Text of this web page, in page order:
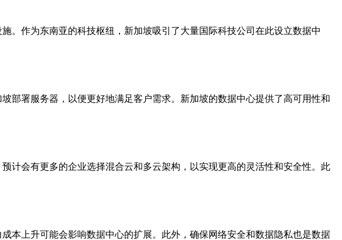
。作为东南亚的科技枢纽，新加坡吸引了大量国际科技公司在此设立数据中
部署服务器，以便更好地满足客户需求。新加坡的数据中心提供了高可用性和
计会有更多的企业选择混合云和多云架构，以实现更高的灵活性和安全性。此
本上升可能会影响数据中心的扩展。此外，确保网络安全和数据隐私也是数据